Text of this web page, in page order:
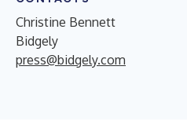
Christine Bennett
Bidgely
press@bidgely.com